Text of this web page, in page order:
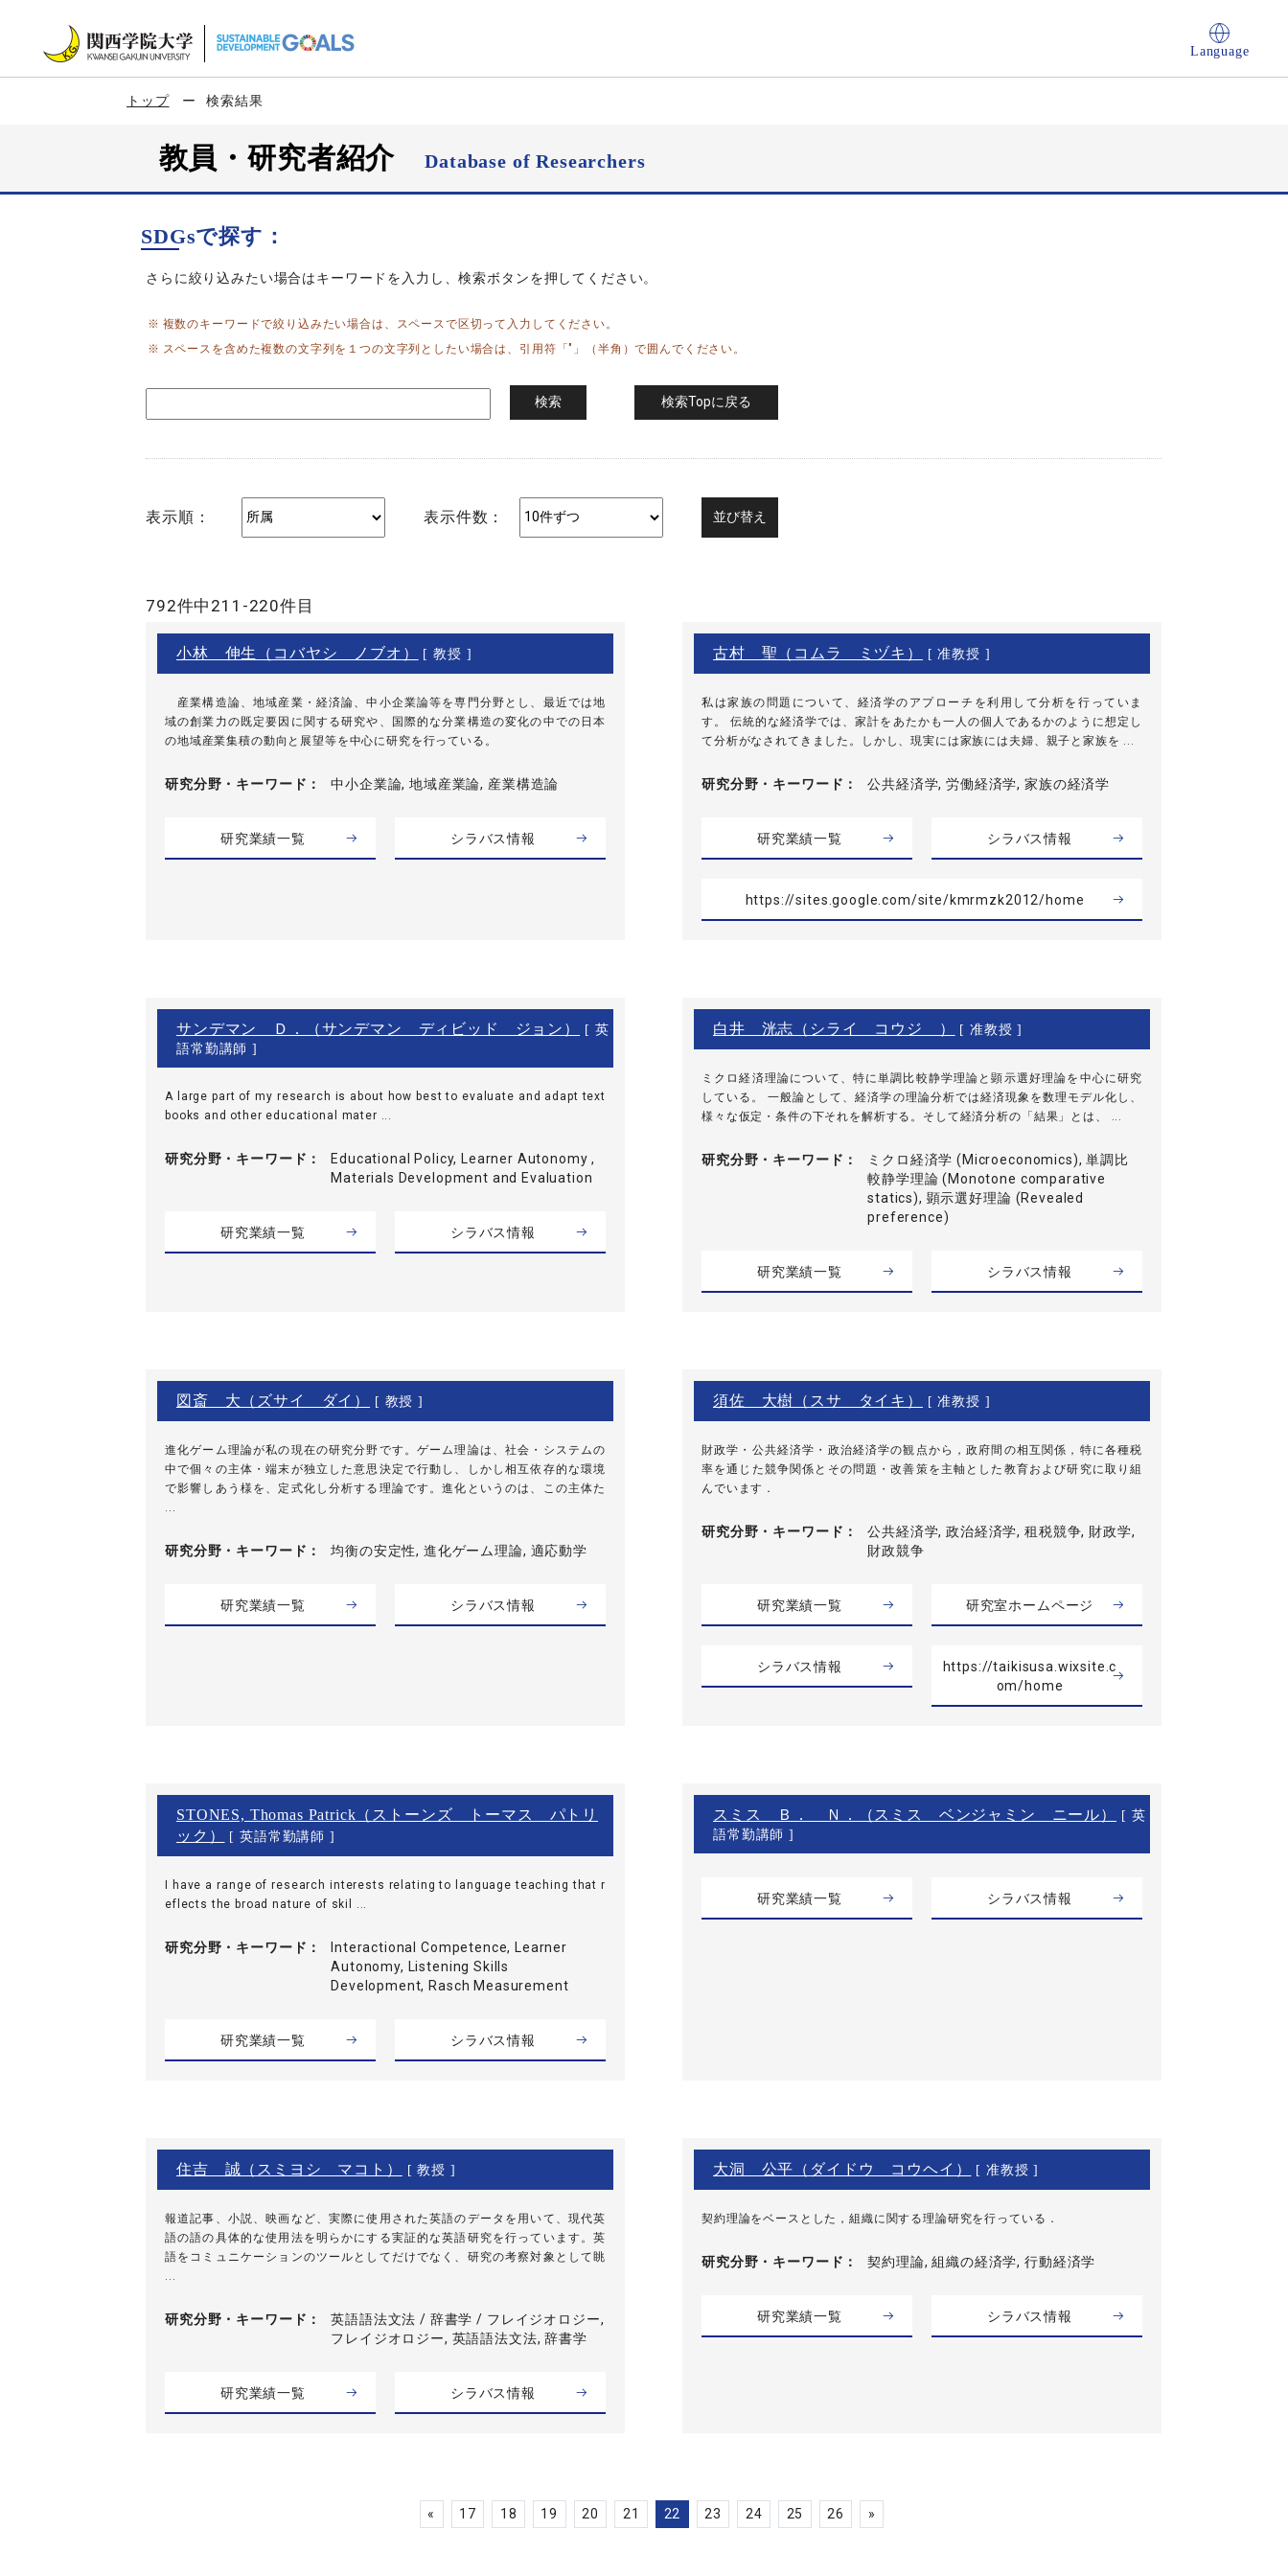
Language
トップ 検索結果
教員・研究者紹介Database of Researchers
SDGsで探す：
さらに絞り込みたい場合はキーワードを入力し、検索ボタンを押してください。
複数のキーワードで絞り込みたい場合は、スペースで区切って入力してください。
スペースを含めた複数の文字列を１つの文字列としたい場合は、引用符「"」（半角）で囲んでください。
表示順： 表示件数：
792件中211-220件目
小林 伸生（コバヤシ ノブオ） [ 教授 ]
産業構造論、地域産業・経済論、中小企業論等を専門分野とし、最近では地
域の創業力の既定要因に関する研究や、国際的な分業構造の変化の中での日本
の地域産業集積の動向と展望等を中心に研究を行っている。
研究分野・ キーワード 中小企業論, 地域産業論, 産業構造論
研究業績一覧 シラバス情報
古村 聖（コムラ ミヅキ） [ 准教授 ]
私は家族の問題について、経済学のアプローチを利用して分析を行っていま
す。 伝統的な経済学では、家計をあたかも一人の個人であるかのように想定し
て分析がなされてきました。しかし、現実には家族には夫婦、親子と家族を ...
研究分野・ キーワード 公共経済学, 労働経済学, 家族の経済学
研究業績一覧 シラバス情報
https://sites.google.com/site/kmrmzk2012/home
サンデマン Ｄ．（サンデマン ディビッド ジョン）
[ 英
語常勤講師 ]
A large part of my research is about how best to evaluate and adapt text
books and other educational mater ...
研究分野・ キーワード
Educational Policy, Learner Autonomy ,
Materials Development and Evaluation
研究業績一覧 シラバス情報
白井 洸志（シライ コウジ ） [ 准教授 ]
ミクロ経済理論について、特に単調比較静学理論と顕示選好理論を中心に研究
している。 一般論として、経済学の理論分析では経済現象を数理モデル化し、
様々な仮定・条件の下それを解析する。そして経済分析の「結果」とは、 ...
研究分野・ キーワード
ミクロ経済学 (Microeconomics), 単調比
較静学理論 (Monotone comparative
statics), 顕示選好理論 (Revealed
preference)
研究業績一覧 シラバス情報
図斎 大（ズサイ ダイ） [ 教授 ]
進化ゲーム理論が私の現在の研究分野です。ゲーム理論は、社会・システムの
中で個々の主体・端末が独立した意思決定で行動し、しかし相互依存的な環境
で影響しあう様を、定式化し分析する理論です。進化というのは、この主体た
研究分野・ キーワード 均衡の安定性, 進化ゲーム理論, 適応動学
研究業績一覧 シラバス情報
須佐 大樹（スサ タイキ） [ 准教授 ]
財政学・公共経済学・政治経済学の観点から，政府間の相互関係，特に各種税
率を通じた競争関係とその問題・改善策を主軸とした教育および研究に取り組
んでいます．
研究分野・ キーワード
公共経済学, 政治経済学, 租税競争, 財政学,
財政競争
研究業績一覧 研究室ホームページ
シラバス情報
https://taikisusa.wixsite.c
om/home
STONES, Thomas Patrick（ストーンズ トーマス パトリ
ック）
[ 英語常勤講師 ]
I have a range of research interests relating to language teaching that r
eflects the broad nature of skil ...
研究分野・ キーワード
Interactional Competence, Learner
Autonomy, Listening Skills
Development, Rasch Measurement
研究業績一覧 シラバス情報
スミス Ｂ． Ｎ．（スミス ベンジャミン ニール）
[ 英
語常勤講師 ]
研究業績一覧 シラバス情報
住吉 誠（スミヨシ マコト） [ 教授 ]
報道記事、小説、映画など、実際に使用された英語のデータを用いて、現代英
語の語の具体的な使用法を明らかにする実証的な英語研究を行っています。英
語をコミュニケーションのツールとしてだけでなく、研究の考察対象として眺
研究分野・ キーワード
英語語法文法 / 辞書学 / フレイジオロジー,
フレイジオロジー, 英語語法文法, 辞書学
研究業績一覧 シラバス情報
大洞 公平（ダイドウ コウヘイ） [ 准教授 ]
契約理論をベースとした，組織に関する理論研究を行っている．
研究分野・ キーワード 契約理論, 組織の経済学, 行動経済学
研究業績一覧 シラバス情報
« 17 18 19 20 21 22 23 24 25 26 »